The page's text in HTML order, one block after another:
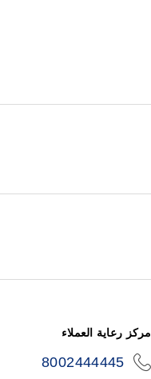
مركز رعاية العملاء
8002444445